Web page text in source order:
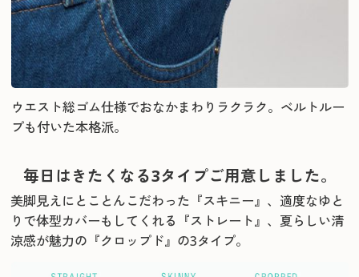
ウエスト総ゴム仕様でおなかまわりラクラク。ベルトルー
プも付いた本格派。
毎日はきたくなる3タイプご用意しました。
美脚見えにとことんこだわった『スキニー』、適度なゆと
りで体型カバーもしてくれる『ストレート』、 夏らしい清
涼感が魅力の『クロップド』の3タイプ。